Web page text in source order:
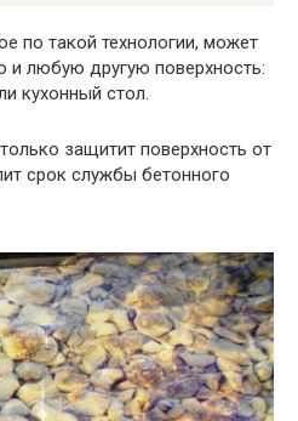
по такой технологии, может
и любую другую поверхность:
кухонный стол.
защитит поверхность от
срок службы бетонного